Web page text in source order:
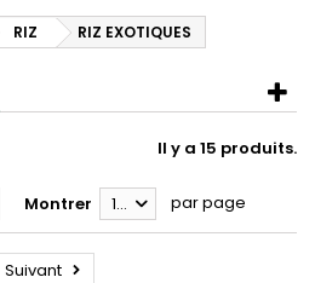
RIZ RIZ EXOTIQUES
Il y a 15 produits.
Montrer 12 par page
Suivant